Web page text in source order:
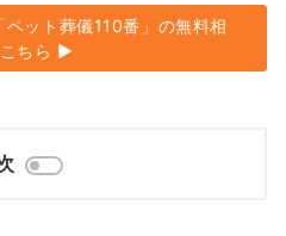
ット葬儀110番」の無料相
ちら ▶︎